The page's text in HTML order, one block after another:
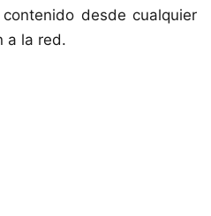
desde cualquier
a la red.